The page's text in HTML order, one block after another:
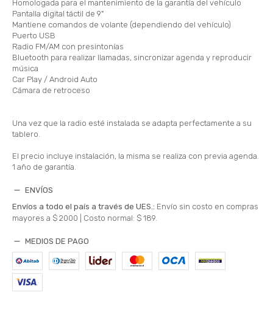
Homologada para el mantenimiento de la garantía del vehículo
Pantalla digital táctil de 9"
Mantiene comandos de volante (dependiendo del vehículo)
Puerto USB
Radio FM/AM con presintonías
Bluetooth para realizar llamadas, sincronizar agenda y reproducir
música
Car Play / Android Auto
Cámara de retroceso
Una vez que la radio esté instalada se adapta perfectamente a su
tablero.
El precio incluye instalación, la misma se realiza con previa agenda.
1 año de garantía.
ENVÍOS
Envíos a todo el país a través de UES.: Envío sin costo en compras
mayores a $ 2000 | Costo normal: $ 189.
MEDIOS DE PAGO